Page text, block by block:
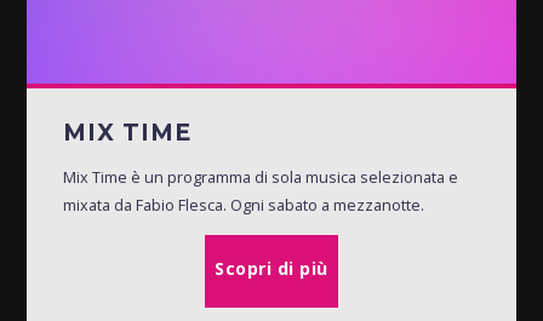
MIX TIME
Mix Time è un programma di sola musica selezionata e
mixata da Fabio Flesca. Ogni sabato a mezzanotte.
Scopri di più